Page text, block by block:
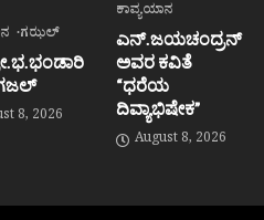
ಗಝಲ್
8, 2026
ಕಾವ್ಯಯಾನ
ಎನ್.ಜಯಚಂದ್ರನ್
ಅವರ ಕವಿತೆ
“ಧರೆಯ
ದಿವ್ಯಾಭಿಷೇಕ”
August 8, 2026